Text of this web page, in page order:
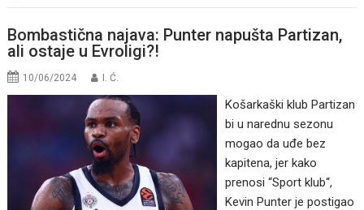
Bombastična najava: Punter napušta Partizan,
ali ostaje u Evroligi?!
10/06/2024 I. Ć.
Košarkaški klub Partizan
bi u narednu sezonu
mogao da uđe bez
kapitena, jer kako
prenosi “Sport klub“,
Kevin Punter je postigao